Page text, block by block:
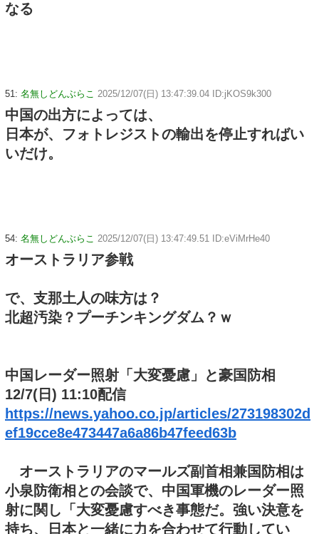
なる
51: 名無しどんぶらこ 2025/12/07(日) 13:47:39.04 ID:jKOS9k300
中国の出方によっては、
日本が、フォトレジストの輸出を停止すればい
いだけ。
54: 名無しどんぶらこ 2025/12/07(日) 13:47:49.51 ID:eViMrHe40
オーストラリア参戦
で、支那土人の味方は？
北超汚染？プーチンキングダム？ｗ
中国レーダー照射「大変憂慮」と豪国防相
12/7(日) 11:10配信
https://news.yahoo.co.jp/articles/273198302d
ef19cce8e473447a6a86b47feed63b
オーストラリアのマールズ副首相兼国防相は
小泉防衛相との会談で、中国軍機のレーダー照
射に関し「大変憂慮すべき事態だ。強い決意を
持ち、日本と一緒に力を合わせて行動してい